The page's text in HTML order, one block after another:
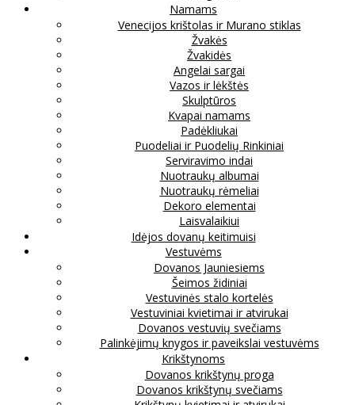
Namams
Venecijos krištolas ir Murano stiklas
Žvakės
Žvakidės
Angelai sargai
Vazos ir lėkštės
Skulptūros
Kvapai namams
Padėkliukai
Puodeliai ir Puodelių Rinkiniai
Serviravimo indai
Nuotraukų albumai
Nuotraukų rėmeliai
Dekoro elementai
Laisvalaikiui
Idėjos dovanų keitimuisi
Vestuvėms
Dovanos Jauniesiems
Šeimos židiniai
Vestuvinės stalo kortelės
Vestuviniai kvietimai ir atvirukai
Dovanos vestuvių svečiams
Palinkėjimų knygos ir paveikslai vestuvėms
Krikštynoms
Dovanos krikštynų proga
Dovanos krikštynų svečiams